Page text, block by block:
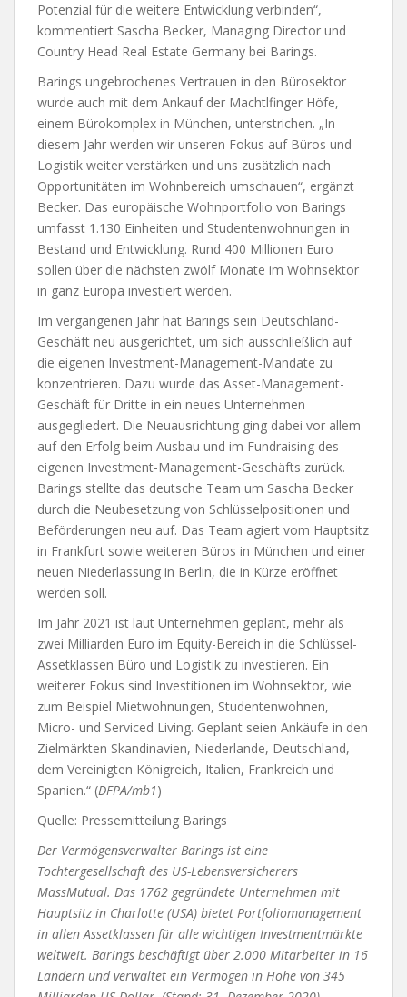
Potenzial für die weitere Entwicklung verbinden“,
kommentiert Sascha Becker, Managing Director und
Country Head Real Estate Germany bei Barings.
Barings ungebrochenes Vertrauen in den Bürosektor
wurde auch mit dem Ankauf der Machtlfinger Höfe,
einem Bürokomplex in München, unterstrichen. „In
diesem Jahr werden wir unseren Fokus auf Büros und
Logistik weiter verstärken und uns zusätzlich nach
Opportunitäten im Wohnbereich umschauen“, ergänzt
Becker. Das europäische Wohnportfolio von Barings
umfasst 1.130 Einheiten und Studentenwohnungen in
Bestand und Entwicklung. Rund 400 Millionen Euro
sollen über die nächsten zwölf Monate im Wohnsektor
in ganz Europa investiert werden.
Im vergangenen Jahr hat Barings sein Deutschland-
Geschäft neu ausgerichtet, um sich ausschließlich auf
die eigenen Investment-Management-Mandate zu
konzentrieren. Dazu wurde das Asset-Management-
Geschäft für Dritte in ein neues Unternehmen
ausgegliedert. Die Neuausrichtung ging dabei vor allem
auf den Erfolg beim Ausbau und im Fundraising des
eigenen Investment-Management-Geschäfts zurück.
Barings stellte das deutsche Team um Sascha Becker
durch die Neubesetzung von Schlüsselpositionen und
Beförderungen neu auf. Das Team agiert vom Hauptsitz
in Frankfurt sowie weiteren Büros in München und einer
neuen Niederlassung in Berlin, die in Kürze eröffnet
werden soll.
Im Jahr 2021 ist laut Unternehmen geplant, mehr als
zwei Milliarden Euro im Equity-Bereich in die Schlüssel-
Assetklassen Büro und Logistik zu investieren. Ein
weiterer Fokus sind Investitionen im Wohnsektor, wie
zum Beispiel Mietwohnungen, Studentenwohnen,
Micro- und Serviced Living. Geplant seien Ankäufe in den
Zielmärkten Skandinavien, Niederlande, Deutschland,
dem Vereinigten Königreich, Italien, Frankreich und
Spanien.“ (DFPA/mb1)
Quelle: Pressemitteilung Barings
Der Vermögensverwalter Barings ist eine
Tochtergesellschaft des US-Lebensversicherers
MassMutual. Das 1762 gegründete Unternehmen mit
Hauptsitz in Charlotte (USA) bietet Portfoliomanagement
in allen Assetklassen für alle wichtigen Investmentmärkte
weltweit. Barings beschäftigt über 2.000 Mitarbeiter in 16
Ländern und verwaltet ein Vermögen in Höhe von 345